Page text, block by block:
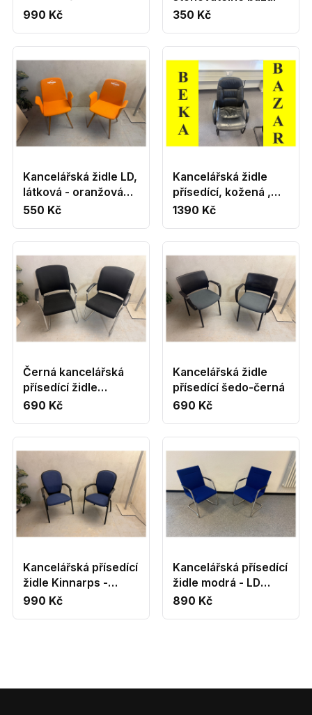
oranžová barva
990 Kč
350 Kč
Kancelářská židle LD,
látková - oranžová
barva
550 Kč
Kancelářská židle
přísedící, kožená ,
černá
1390 Kč
Černá kancelářská
přísedící židle
Interstuhl
690 Kč
Kancelářská židle
přísedící šedo-černá
690 Kč
Kancelářská přísedící
židle Kinnarps -
modrá
990 Kč
Kancelářská přísedící
židle modrá - LD
seating
890 Kč